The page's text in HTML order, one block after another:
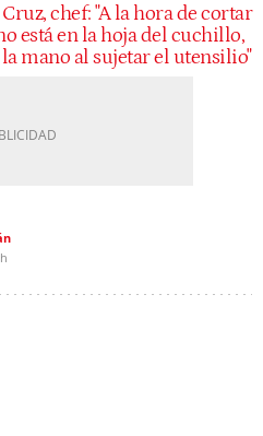
chef: "A la hora de cortar
está en la hoja del cuchillo,
mano al sujetar el utensilio"